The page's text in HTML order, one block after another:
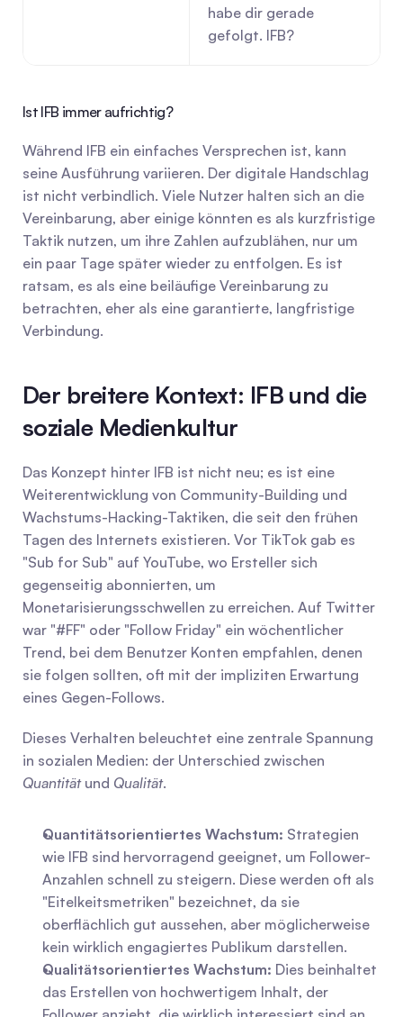
habe dir gerade
gefolgt. IFB?
Ist IFB immer aufrichtig?
Während IFB ein einfaches Versprechen ist, kann
seine Ausführung variieren. Der digitale Handschlag
ist nicht verbindlich. Viele Nutzer halten sich an die
Vereinbarung, aber einige könnten es als kurzfristige
Taktik nutzen, um ihre Zahlen aufzublähen, nur um
ein paar Tage später wieder zu entfolgen. Es ist
ratsam, es als eine beiläufige Vereinbarung zu
betrachten, eher als eine garantierte, langfristige
Verbindung.
Der breitere Kontext: IFB und die
soziale Medienkultur
Das Konzept hinter IFB ist nicht neu; es ist eine
Weiterentwicklung von Community-Building und
Wachstums-Hacking-Taktiken, die seit den frühen
Tagen des Internets existieren. Vor TikTok gab es
"Sub for Sub" auf YouTube, wo Ersteller sich
gegenseitig abonnierten, um
Monetarisierungsschwellen zu erreichen. Auf Twitter
war "#FF" oder "Follow Friday" ein wöchentlicher
Trend, bei dem Benutzer Konten empfahlen, denen
sie folgen sollten, oft mit der impliziten Erwartung
eines Gegen-Follows.
Dieses Verhalten beleuchtet eine zentrale Spannung
Quantität und Qualität.
Quantitätsorientiertes Wachstum: Strategien
wie IFB sind hervorragend geeignet, um Follower-
Anzahlen schnell zu steigern. Diese werden oft als
"Eitelkeitsmetriken" bezeichnet, da sie
oberflächlich gut aussehen, aber möglicherweise
kein wirklich engagiertes Publikum darstellen.
Qualitätsorientiertes Wachstum: Dies beinhaltet
das Erstellen von hochwertigem Inhalt, der